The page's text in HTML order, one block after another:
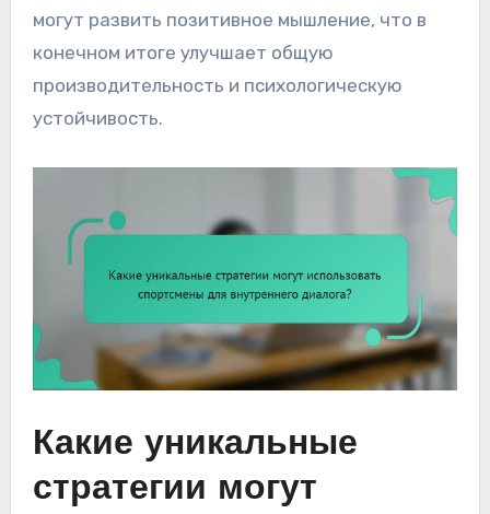
могут развить позитивное мышление, что в
конечном итоге улучшает общую
производительность и психологическую
устойчивость.
Какие уникальные
стратегии могут